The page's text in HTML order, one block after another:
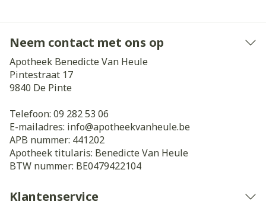
Neem contact met ons op
Apotheek Benedicte Van Heule
Pintestraat 17
9840 De Pinte
Telefoon: 09 282 53 06
E-mailadres: info@apotheekvanheule.be
APB nummer: 441202
Apotheek titularis: Benedicte Van Heule
BTW nummer: BE0479422104
Klantenservice